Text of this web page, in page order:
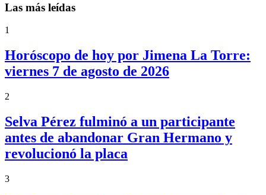
Las más leídas
1
Horóscopo de hoy por Jimena La Torre:
viernes 7 de agosto de 2026
2
Selva Pérez fulminó a un participante
antes de abandonar Gran Hermano y
revolucionó la placa
3